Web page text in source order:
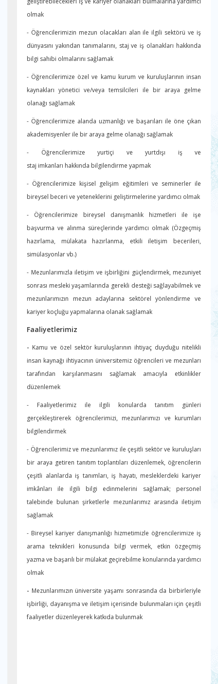
olmak
- Öğrencilerimizin mezun olacakları alan ile ilgili sektörü ve iş
dünyasını yakından tanımalarını, staj ve iş olanakları hakkında
bilgi sahibi olmalarını sağlamak
- Öğrencilerimize özel ve kamu kurum ve kuruluşlarının insan
kaynakları yönetici ve/veya temsilcileri ile bir araya gelme
olanağı sağlamak
- Öğrencilerimize alanda uzmanlığı ve başarıları ile öne çıkan
akademisyenler ile bir araya gelme olanağı sağlamak
- Öğrencilerimize yurtiçi ve yurtdışı iş ve
staj imkanları hakkında bilgilendirme yapmak
- Öğrencilerimize kişisel gelişim eğitimleri ve seminerler ile
bireysel beceri ve yeteneklerini geliştirmelerine yardımcı olmak
- Öğrencilerimize bireysel danışmanlık hizmetleri ile işe
başvurma ve alınma süreçlerinde yardımcı olmak (Özgeçmiş
hazırlama, mülakata hazırlanma, etkili iletişim becerileri,
simülasyonlar vb.)
- Mezunlarımızla iletişim ve işbirliğini güçlendirmek, mezuniyet
sonrası mesleki yaşamlarında gerekli desteği sağlayabilmek ve
mezunlarımızın mezun adaylarına sektörel yönlendirme ve
kariyer koçluğu yapmalarına olanak sağlamak
Faaliyetlerimiz
- Kamu ve özel sektör kuruluşlarının ihtiyaç duyduğu nitelikli
insan kaynağı ihtiyacının üniversitemiz öğrencileri ve mezunları
tarafından karşılanmasını sağlamak amacıyla etkinlikler
düzenlemek
- Faaliyetlerimiz ile ilgili konularda tanıtım günleri
gerçekleştirerek öğrencilerimizi, mezunlarımızı ve kurumları
bilgilendirmek
- Öğrencilerimiz ve mezunlarımız ile çeşitli sektör ve kuruluşları
bir araya getiren tanıtım toplantıları düzenlemek, öğrencilerin
çeşitli alanlarda iş tanımları, iş hayatı, mesleklerdeki kariyer
imkânları ile ilgili bilgi edinmelerini sağlamak; personel
talebinde bulunan şirketlerle mezunlarımız arasında iletişim
sağlamak
- Bireysel kariyer danışmanlığı hizmetimizle öğrencilerimize iş
arama teknikleri konusunda bilgi vermek, etkin özgeçmiş
yazma ve başarılı bir mülakat geçirebilme konularında yardımcı
olmak
- Mezunlarımızın üniversite yaşamı sonrasında da birbirleriyle
işbirliği, dayanışma ve iletişim içerisinde bulunmaları için çeşitli
faaliyetler düzenleyerek katkıda bulunmak